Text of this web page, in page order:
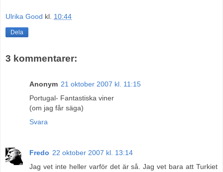
Ulrika Good kl. 10:44
Dela
3 kommentarer:
Anonym 21 oktober 2007 kl. 11:15
Portugal- Fantastiska viner
(om jag får säga)
Svara
Fredo 22 oktober 2007 kl. 13:14
Jag vet inte heller varför det är så. Jag vet bara att Turkiet